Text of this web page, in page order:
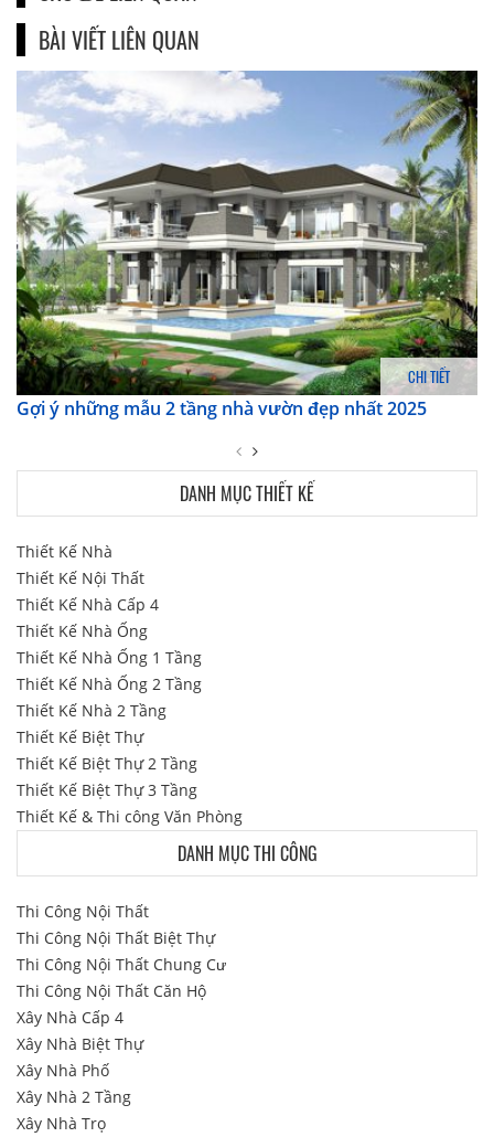
BÀI VIẾT LIÊN QUAN
CHI TIẾT
Gợi ý những mẫu 2 tầng nhà vườn đẹp nhất 2025
DANH MỤC THIẾT KẾ
Thiết Kế Nhà
Thiết Kế Nội Thất
Thiết Kế Nhà Cấp 4
Thiết Kế Nhà Ống
Thiết Kế Nhà Ống 1 Tầng
Thiết Kế Nhà Ống 2 Tầng
Thiết Kế Nhà 2 Tầng
Thiết Kế Biệt Thự
Thiết Kế Biệt Thự 2 Tầng
Thiết Kế Biệt Thự 3 Tầng
Thiết Kế & Thi công Văn Phòng
DANH MỤC THI CÔNG
Thi Công Nội Thất
Thi Công Nội Thất Biệt Thự
Thi Công Nội Thất Chung Cư
Thi Công Nội Thất Căn Hộ
Xây Nhà Cấp 4
Xây Nhà Biệt Thự
Xây Nhà Phố
Xây Nhà 2 Tầng
Xây Nhà Trọ